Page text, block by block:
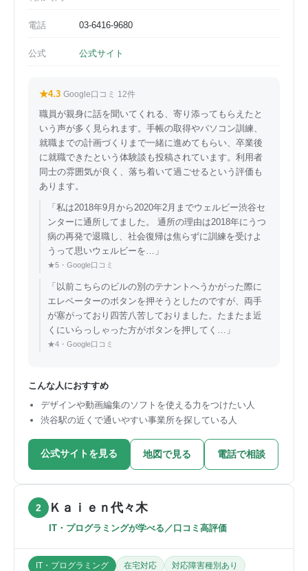
電話 03-6416-9680
公式 公式サイト
★4.3 Google口コミ 12件
職員が親身に話を聞いてくれる、寄り添ってもらえたと
いう声が多く見られます。手帳の取得やパソコン訓練、
就職までの計画づくりまで一緒に進めてもらい、卒業後
に就職できたという体験談も投稿されています。利用者
同士の雰囲気が良く、落ち着いて過ごせるという評価も
あります。
「私は2018年9月から2020年2月までウェルビー渋谷セ
ンターに通所してました。 通所の理由は2018年にうつ
病の再発で退職し、社会復帰は焦らずに訓練を受けよ
うって思いウェルビーを…」
★5・Google口コミ
「以前こちらのビルの別のテナントへうかがった際に
エレベーターのボタンを押そうとしたのですが、両手
が塞がっており四苦八苦しておりました。たまたま近
くにいらっしゃった方がボタンを押してく…」
★4・Google口コミ
こんな人におすすめ
デザインや動画編集のソフトを使える力をつけたい人
渋谷駅の近くで通いやすい事業所を探している人
公式サイトを見る 地図で見る 電話で相談
2 Ｋａｉｅｎ代々木
IT・プログラミングが学べる／口コミ高評価
IT・プログラミング 在宅対応 対応障害種別あり